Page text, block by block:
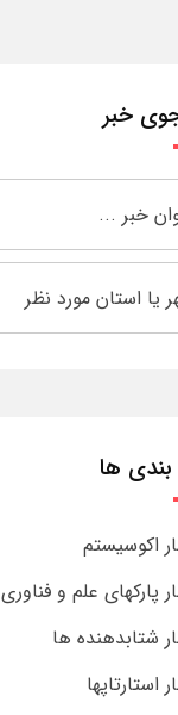
خبر
ها
اکوسیستم
پارکهای علم و فناوری
شتابدهنده ها
استارتاپها